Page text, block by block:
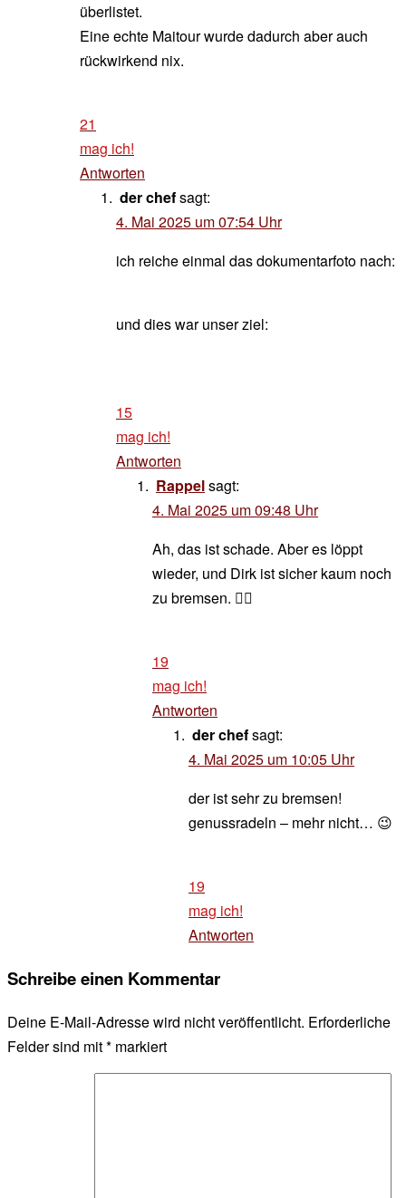
überlistet.
Eine echte Maitour wurde dadurch aber auch
rückwirkend nix.
21
mag ich!
Antworten
der chefsagt:
4. Mai 2025 um 07:54 Uhr
ich reiche einmal das dokumentarfoto nach:
und dies war unser ziel:
15
mag ich!
Antworten
Rappelsagt:
4. Mai 2025 um 09:48 Uhr
Ah, das ist schade. Aber es löppt
wieder, und Dirk ist sicher kaum noch
zu bremsen. 👍🏻
19
mag ich!
Antworten
der chefsagt:
4. Mai 2025 um 10:05 Uhr
der ist sehr zu bremsen!
genussradeln – mehr nicht… 😉
19
mag ich!
Antworten
Schreibe einen Kommentar
Deine E-Mail-Adresse wird nicht veröffentlicht. Erforderliche
Felder sind mit* markiert